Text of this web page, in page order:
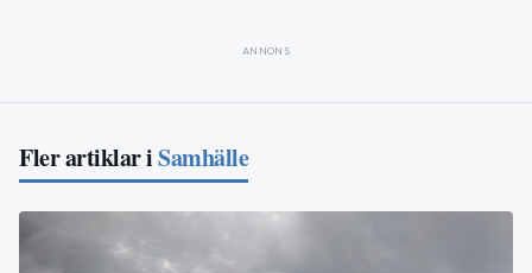
ANNONS
Fler artiklar iSamhälle